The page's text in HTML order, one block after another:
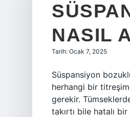
NASIL
Tarih: Ocak 7, 2025
Süspansiyon
herhangi bir titreşim
gerekir.
takırtı bile hatalı